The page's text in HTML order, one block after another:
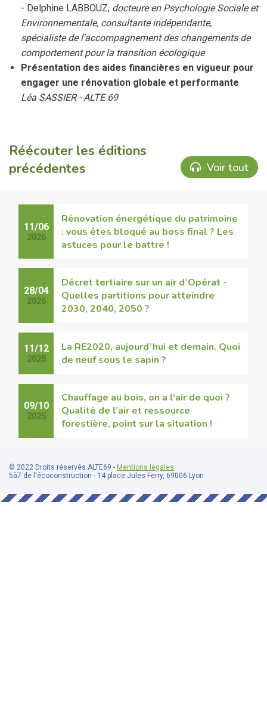
- Delphine LABBOUZ, docteure en Psychologie Sociale et
Environnementale, consultante indépendante,
spécialiste de l'accompagnement des changements de
comportement pour la transition écologique
Présentation des aides financières en vigueur pour
engager une rénovation globale et performante
Léa SASSIER - ALTE 69
Réécouter les éditions
précédentes
Voir tout
11/06
2026
Rénovation énergétique du patrimoine
: vous êtes bloqué au boss final ? Les
astuces pour le battre !
28/04
2026
Décret tertiaire sur un air d’Opérat -
Quelles partitions pour atteindre
2030, 2040, 2050 ?
11/12
2025
La RE2020, aujourd’hui et demain. Quoi
de neuf sous le sapin ?
09/10
2025
Chauffage au bois, on a l'air de quoi ?
Qualité de l’air et ressource
forestière, point sur la situation !
© 2022 Droits réservés ALTE69 - Mentions légales
5à7 de l'écoconstruction - 14 place Jules Ferry, 69006 Lyon